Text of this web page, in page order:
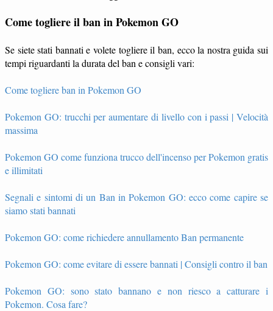
Come togliere il ban in Pokemon GO
Se siete stati bannati e volete togliere il ban, ecco la nostra guida sui
tempi riguardanti la durata del ban e consigli vari:
Come togliere ban in Pokemon GO
Pokemon GO: trucchi per aumentare di livello con i passi | Velocità
massima
Pokemon GO come funziona trucco dell'incenso per Pokemon gratis
e illimitati
Segnali e sintomi di un Ban in Pokemon GO: ecco come capire se
siamo stati bannati
Pokemon GO: come richiedere annullamento Ban permanente
Pokemon GO: come evitare di essere bannati | Consigli contro il ban
Pokemon GO: sono stato bannano e non riesco a catturare i
Pokemon. Cosa fare?